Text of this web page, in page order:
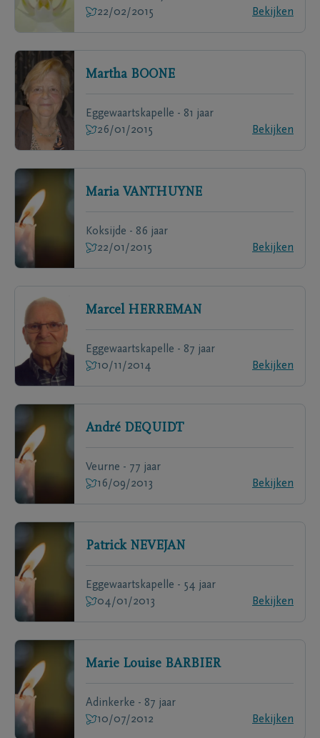
22/02/2015
Bekijken
Martha BOONE
Eggewaartskapelle - 81 jaar
26/01/2015
Bekijken
Maria VANTHUYNE
Koksijde - 86 jaar
22/01/2015
Bekijken
Marcel HERREMAN
Eggewaartskapelle - 87 jaar
10/11/2014
Bekijken
André DEQUIDT
Veurne - 77 jaar
16/09/2013
Bekijken
Patrick NEVEJAN
Eggewaartskapelle - 54 jaar
04/01/2013
Bekijken
Marie Louise BARBIER
Adinkerke - 87 jaar
10/07/2012
Bekijken